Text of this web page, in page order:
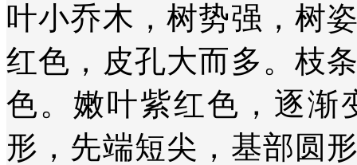
叶小乔木，树势强，树
红色，皮孔大而多。枝
色。嫩叶紫红色，逐渐
形，先端短尖，基部圆